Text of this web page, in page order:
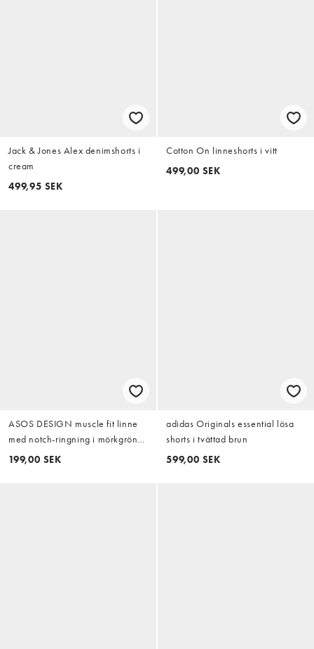
Jack & Jones Alex denimshorts i
cream
499,95 SEK
Cotton On linneshorts i vitt
499,00 SEK
ASOS DESIGN muscle fit linne
med notch-ringning i mörkgrön
ribb
199,00 SEK
adidas Originals essential lösa
shorts i tvättad brun
599,00 SEK